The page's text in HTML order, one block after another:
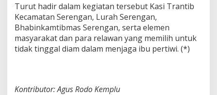
Turut hadir dalam kegiatan tersebut Kasi Trantib
Kecamatan Serengan, Lurah Serengan,
Bhabinkamtibmas Serengan, serta elemen
masyarakat dan para relawan yang memilih untuk
tidak tinggal diam dalam menjaga ibu pertiwi. (*)
Kontributor: Agus Rodo Kemplu